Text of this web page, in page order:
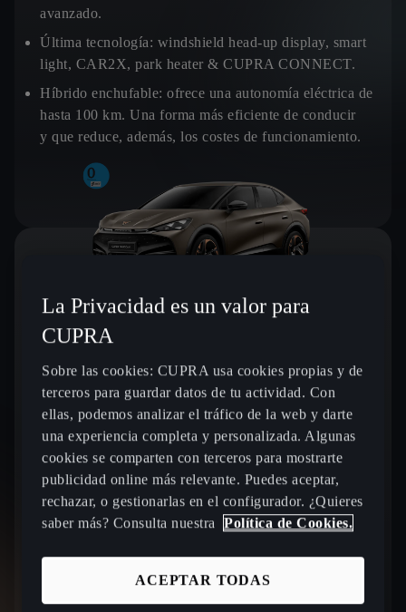
avanzado.
Última tecnología: windshield head-up display, smart
light, CAR2X, park heater & CUPRA CONNECT.
Híbrido enchufable: ofrece una autonomía eléctrica de
hasta 100 km. Una forma más eficiente de conducir
y que reduce, además, los costes de funcionamiento.
TAVASCAN
Diseño llamativo:
Luces LED matriciales, columna
central iluminación interior ambiental
Autonomía eléctrica:hasta 568 km con batería de
77 kWh.
Rendimiento:tracción total con motor dual de 250 kW
para un alto rendimiento.
Tecnología avanzada para el conductor:Connected
Travel assist, Asistente de salida involuntaria Plus y
Asistente de aparcamiento remoto.
La Privacidad es un valor para
CUPRA
Sobre las cookies: CUPRA usa cookies propias y de
terceros para guardar datos de tu actividad. Con
ellas, podemos analizar el tráfico de la web y darte
una experiencia completa y personalizada. Algunas
cookies se comparten con terceros para mostrarte
publicidad online más relevante. Puedes aceptar,
rechazar, o gestionarlas en el configurador. ¿Quieres
saber más? Consulta nuestra Política de Cookies.
ACEPTAR TODAS